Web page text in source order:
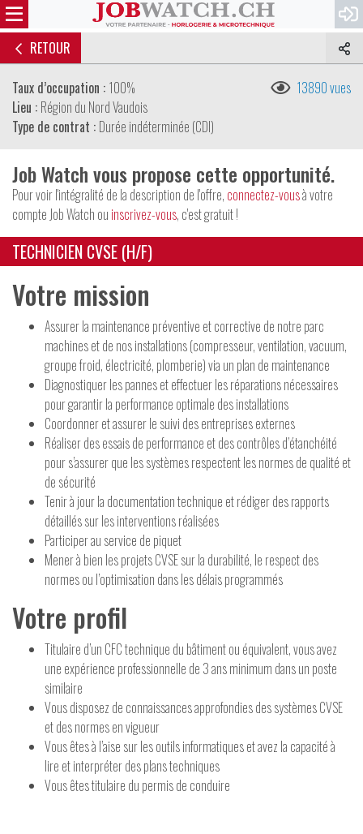
RETOUR
Taux d’occupation : 100%
Lieu : Région du Nord Vaudois
Type de contrat : Durée indéterminée (CDI)
13890 vues
Job Watch vous propose cette opportunité.
Pour voir l'intégralité de la description de l'offre, connectez-vousà votre
compte Job Watch ou inscrivez-vous, c'est gratuit !
TECHNICIEN CVSE (H/F)
Votre mission
Assurer la maintenance préventive et corrective de notre parc
machines et de nos installations (compresseur, ventilation, vacuum,
groupe froid, électricité, plomberie) via un plan de maintenance
Diagnostiquer les pannes et effectuer les réparations nécessaires
pour garantir la performance optimale des installations
Coordonner et assurer le suivi des entreprises externes
Réaliser des essais de performance et des contrôles d’étanchéité
pour s’assurer que les systèmes respectent les normes de qualité et
de sécurité
Tenir à jour la documentation technique et rédiger des rapports
détaillés sur les interventions réalisées
Participer au service de piquet
Mener à bien les projets CVSE sur la durabilité, le respect des
normes ou l’optimisation dans les délais programmés
Votre profil
Titulaire d’un CFC technique du bâtiment ou équivalent, vous avez
une expérience professionnelle de 3 ans minimum dans un poste
similaire
Vous disposez de connaissances approfondies des systèmes CVSE
et des normes en vigueur
Vous êtes à l’aise sur les outils informatiques et avez la capacité à
lire et interpréter des plans techniques
Vous êtes titulaire du permis de conduire